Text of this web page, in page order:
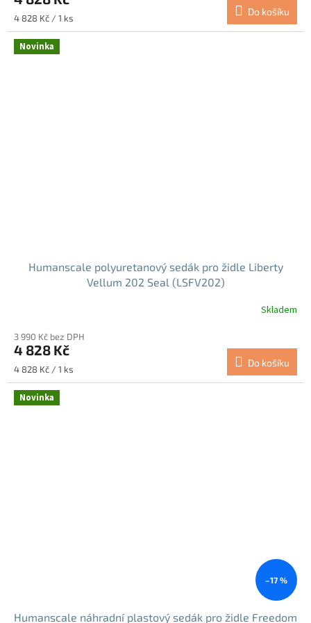
Měrná
cena:
4 828 Kč / 1 ks
Do košíku
Novinka
Humanscale polyuretanový sedák pro židle Liberty
Vellum 202 Seal (LSFV202)
Skladem
3 990 Kč bez DPH
4 828 Kč
Měrná
cena:
4 828 Kč / 1 ks
Do košíku
Novinka
–17 %
Humanscale náhradní plastový sedák pro židle Freedom